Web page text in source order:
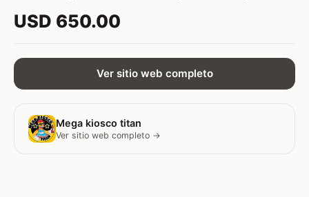
USD 650.00
Ver sitio web completo
Mega kiosco titan
Ver sitio web completo →